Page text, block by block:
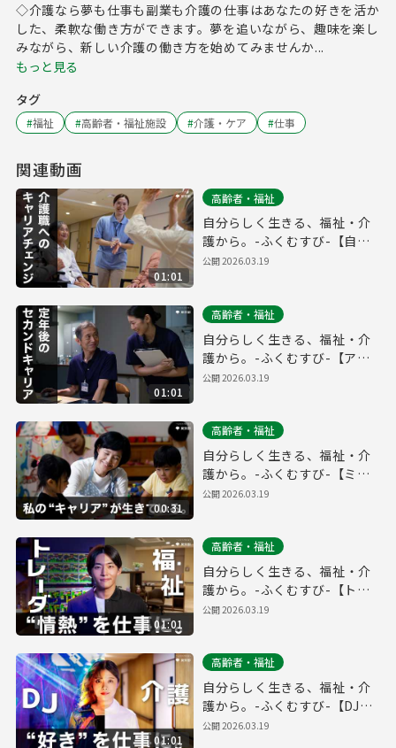
◇介護なら夢も仕事も副業も介護の仕事はあなたの好きを活か
した、柔軟な働き方ができます。夢を追いながら、趣味を楽し
みながら、新しい介護の働き方を始めてみませんか...
もっと見る
タグ
#福祉 #高齢者・福祉施設 #介護・ケア #仕事
関連動画
01:01
高齢者・福祉
自分らしく生きる、福祉・介
護から。-ふくむすび-【自分
らしく編_フルver.】
公開2026.03.19
01:01
高齢者・福祉
自分らしく生きる、福祉・介
護から。-ふくむすび-【アク
ティブシニア編_フルver.】
公開2026.03.19
00:31
高齢者・福祉
自分らしく生きる、福祉・介
護から。-ふくむすび-【ミド
ルエイジ編_30秒ver.】
公開2026.03.19
01:01
高齢者・福祉
自分らしく生きる、福祉・介
護から。-ふくむすび-【トレ
ーダー編_フルver.】
公開2026.03.19
01:01
高齢者・福祉
自分らしく生きる、福祉・介
護から。-ふくむすび-【DJ編
_フルver.】
公開2026.03.19